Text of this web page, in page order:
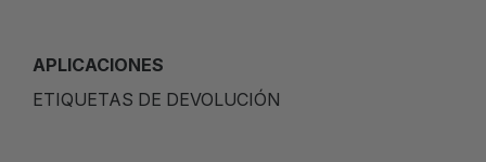
APLICACIONES
ETIQUETAS DE DEVOLUCIÓN